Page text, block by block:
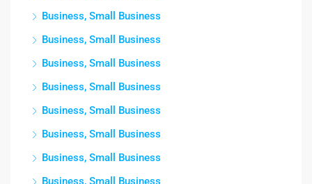
Business, Small Business
Business, Small Business
Business, Small Business
Business, Small Business
Business, Small Business
Business, Small Business
Business, Small Business
Business, Small Business